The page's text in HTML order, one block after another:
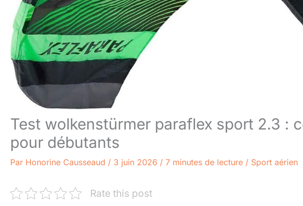
Test wolkenstürmer paraflex sport 2.3 :
pour débutants
Par Honorine Causseaud / 3 juin 2026 / 7 minutes de lecture / Sport aérien
Rate this post